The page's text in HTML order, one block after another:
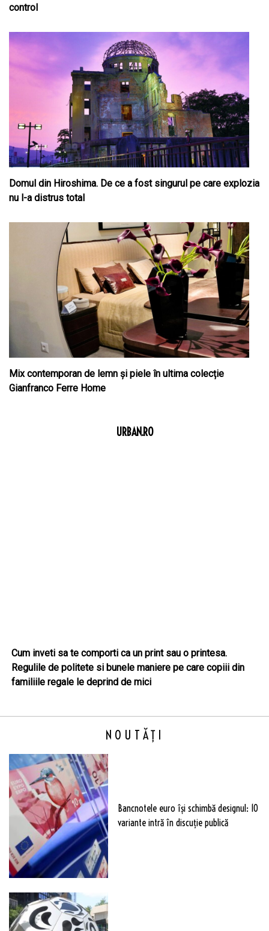
control
Domul din Hiroshima. De ce a fost singurul pe care explozia
nu l-a distrus total
Mix contemporan de lemn şi piele în ultima colecție
Gianfranco Ferre Home
URBAN.RO
Cum inveti sa te comporti ca un print sau o printesa.
Regulile de politete si bunele maniere pe care copiii din
familiile regale le deprind de mici
NOUTĂȚI
Bancnotele euro își schimbă designul: 10
variante intră în discuție publică